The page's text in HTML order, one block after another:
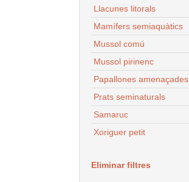
Llacunes litorals
Mamífers semiaquàtics
Mussol comú
Mussol pirinenc
Papallones amenaçades
Prats seminaturals
Samaruc
Xoriguer petit
Eliminar filtres